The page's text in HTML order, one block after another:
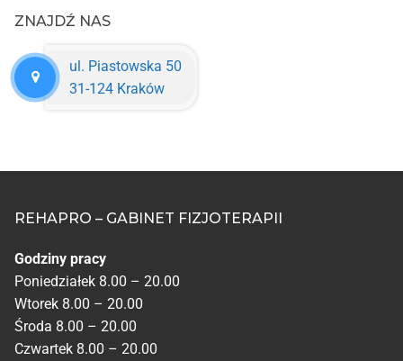
ZNAJDŹ NAS
ul. Piastowska 50
31-124 Kraków
REHAPRO – GABINET FIZJOTERAPII
Godziny pracy
Poniedziałek 8.00 – 20.00
Wtorek 8.00 – 20.00
Środa 8.00 – 20.00
Czwartek 8.00 – 20.00